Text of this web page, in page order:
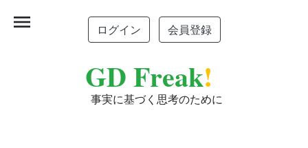
ログイン 会員登録
GD Freak!
事実に基づく思考のために
menu